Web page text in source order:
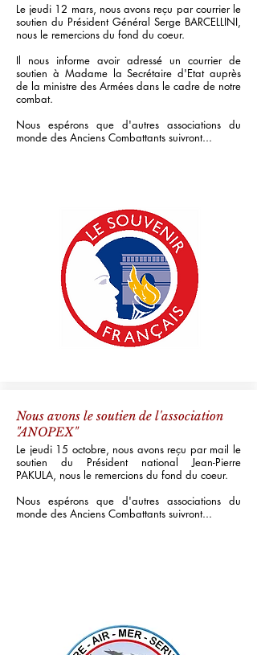
Le jeudi 12 mars, nous avons reçu par courrier le
soutien du Président Général Serge BARCELLINI,
nous le remercions du fond du coeur.
Il nous informe avoir adressé un courrier de
soutien à Madame la Secrétaire d'Etat auprès
de la ministre des Armées dans le cadre de notre
combat.
Nous espérons que d'autres associations du
monde des Anciens Combattants suivront...
Nous avons le soutien de l'association
"ANOPEX"
Le jeudi 15 octobre, nous avons reçu par mail le
soutien du Président national Jean-Pierre
PAKULA, nous le remercions du fond du coeur.
Nous espérons que d'autres associations du
monde des Anciens Combattants suivront...